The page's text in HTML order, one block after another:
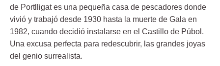
de Portlligat es una pequeña casa de pescadores donde
vivió y trabajó desde 1930 hasta la muerte de Gala en
1982, cuando decidió instalarse en el Castillo de Púbol.
Una excusa perfecta para redescubrir, las grandes joyas
del genio surrealista.